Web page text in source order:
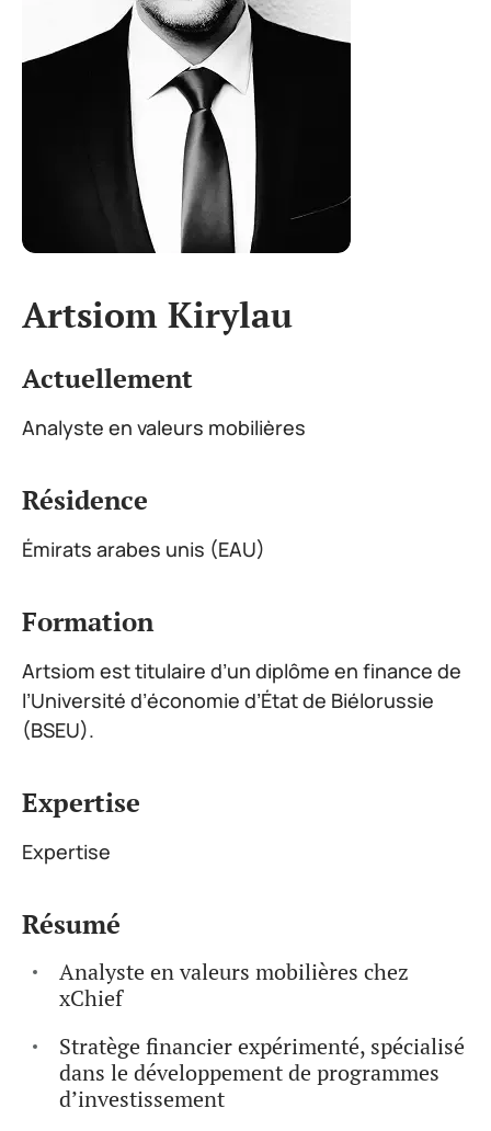
Artsiom Kirylau
Actuellement
Analyste en valeurs mobilières
Résidence
Émirats arabes unis (EAU)
Formation
Artsiom est titulaire d’un diplôme en finance de
l’Université d’économie d’État de Biélorussie
(BSEU).
Expertise
Expertise
Résumé
Analyste en valeurs mobilières chez
xChief
Stratège financier expérimenté, spécialisé
dans le développement de programmes
d’investissement